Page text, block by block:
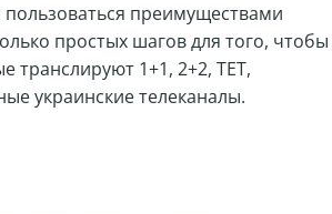
преимуществами
простых шагов для того, чтобы
транслируют 1+1, 2+2, ТЕТ,
украинские телеканалы.